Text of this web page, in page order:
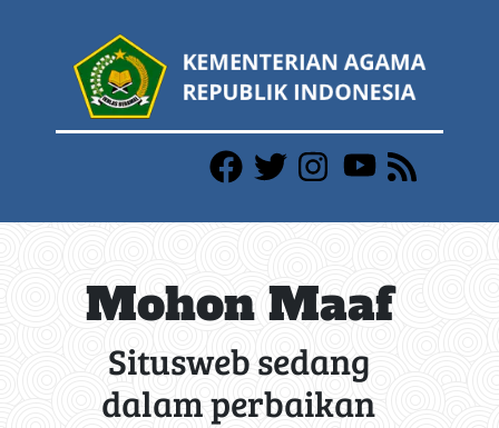
Mohon Maaf
Situsweb sedang
dalam perbaikan